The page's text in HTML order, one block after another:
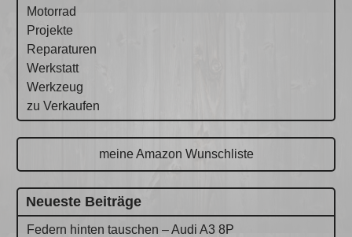
Motorrad
Projekte
Reparaturen
Werkstatt
Werkzeug
zu Verkaufen
meine Amazon Wunschliste
Neueste Beiträge
Federn hinten tauschen – Audi A3 8P